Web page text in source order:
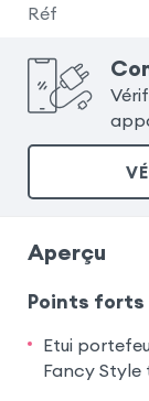
Réf
Aperçu
Points forts
Etui
Fancy Style